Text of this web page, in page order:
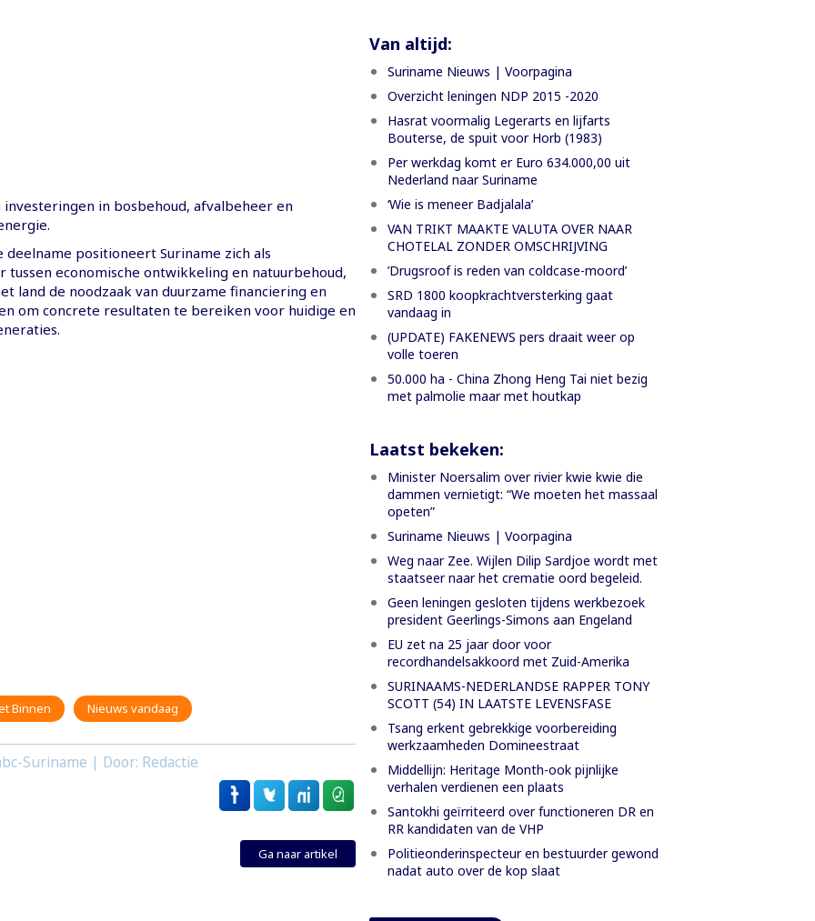
in bosbehoud, afvalbeheer en
deelname positioneert Suriname zich als
tussen economische ontwikkeling en natuurbehoud,
land de noodzaak van duurzame financiering en
om concrete resultaten te bereiken voor huidige en
Binnen Nieuws vandaag
Suriname | Door: Redactie
Ga naar artikel
Van altijd:
Suriname Nieuws | Voorpagina
Overzicht leningen NDP 2015 -2020
Hasrat voormalig Legerarts en lijfarts
Bouterse, de spuit voor Horb (1983)
Per werkdag komt er Euro 634.000,00 uit
Nederland naar Suriname
‘Wie is meneer Badjalala’
VAN TRIKT MAAKTE VALUTA OVER NAAR
CHOTELAL ZONDER OMSCHRIJVING
’Drugsroof is reden van coldcase-moord’
SRD 1800 koopkrachtversterking gaat
vandaag in
(UPDATE) FAKENEWS pers draait weer op
volle toeren
50.000 ha - China Zhong Heng Tai niet bezig
met palmolie maar met houtkap
Laatst bekeken:
Minister Noersalim over rivier kwie kwie die
dammen vernietigt: “We moeten het massaal
opeten”
Suriname Nieuws | Voorpagina
Weg naar Zee. Wijlen Dilip Sardjoe wordt met
staatseer naar het crematie oord begeleid.
Geen leningen gesloten tijdens werkbezoek
president Geerlings-Simons aan Engeland
EU zet na 25 jaar door voor
recordhandelsakkoord met Zuid-Amerika
SURINAAMS-NEDERLANDSE RAPPER TONY
SCOTT (54) IN LAATSTE LEVENSFASE
Tsang erkent gebrekkige voorbereiding
werkzaamheden Domineestraat
Middellijn: Heritage Month-ook pijnlijke
verhalen verdienen een plaats
Santokhi geïrriteerd over functioneren DR en
RR kandidaten van de VHP
Politieonderinspecteur en bestuurder gewond
nadat auto over de kop slaat